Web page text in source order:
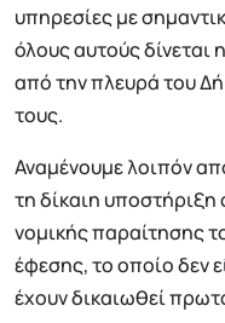
υπηρεσίες με
όλους αυτούς
από την πλευρά του
τους.
Αναμένουμε λοιπόν
τη δίκαιη
νομικής παραίτησης
έφεσης, το οποίο δεν
έχουν δικαιωθεί